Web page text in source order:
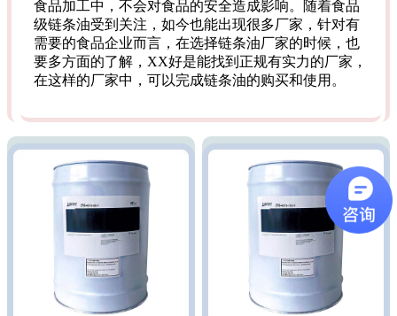
食品加工中，不会对食品的安全造成影响。随着食品
级链条油受到关注，如今也能出现很多厂家，针对有
需要的食品企业而言，在选择链条油厂家的时候，也
要多方面的了解，XX好是能找到正规有实力的厂家，
在这样的厂家中，可以完成链条油的购买和使用。